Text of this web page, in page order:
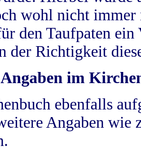
wohl nicht
den Taufpaten
der Richtigkeit
im
ebenfalls
Angaben wie